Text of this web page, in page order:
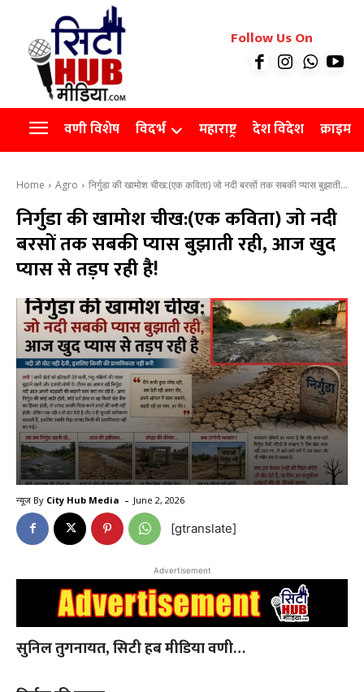
रियल इस्टेट
Videos
Agro
Follow Us On
वणी विशेष विदर्भ महाराष्ट्र देश विदेश क्राइम
Home Agro निर्गुडा की खामोश चीख:(एक कविता) जो नदी बरसों तक सबकी प्यास बुझाती...
निर्गुडा की खामोश चीख:(एक कविता) जो नदी
बरसों तक सबकी प्यास बुझाती रही, आज खुद
प्यास से तड़प रही है!
न्यूज By City Hub Media - June 2, 2026
[gtranslate]
Advertisement
सुनिल तुगनायत, सिटी हब मीडिया वणी…